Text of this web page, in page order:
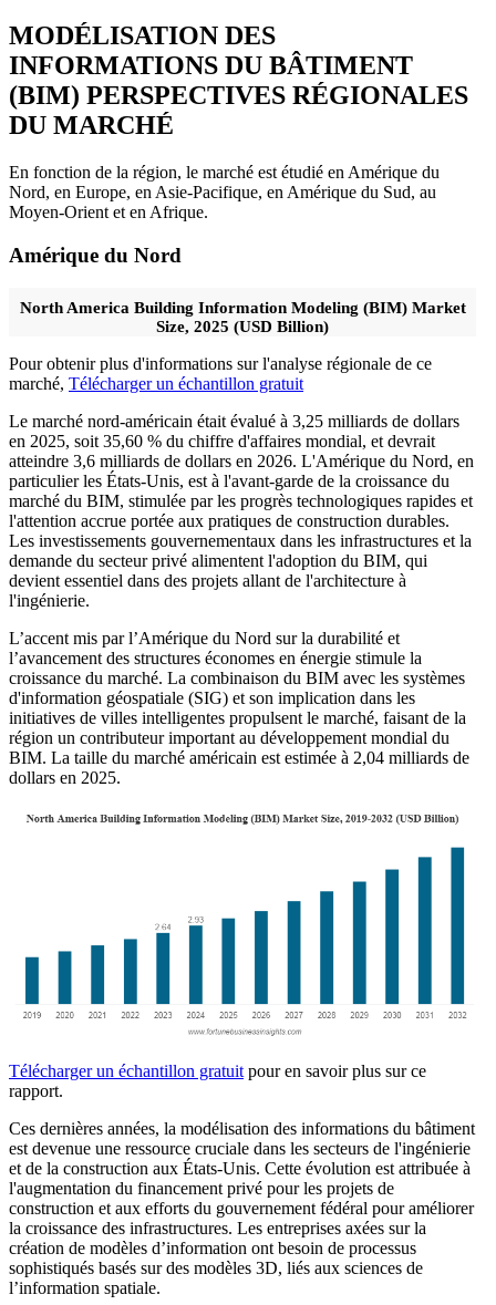
MODÉLISATION DES
INFORMATIONS DU BÂTIMENT
(BIM) PERSPECTIVES RÉGIONALES
DU MARCHÉ
En fonction de la région, le marché est étudié en Amérique du
Nord, en Europe, en Asie-Pacifique, en Amérique du Sud, au
Moyen-Orient et en Afrique.
Amérique du Nord
North America Building Information Modeling (BIM) Market
Size, 2025 (USD Billion)
Pour obtenir plus d'informations sur l'analyse régionale de ce
marché, Télécharger un échantillon gratuit
Le marché nord-américain était évalué à 3,25 milliards de dollars
en 2025, soit 35,60 % du chiffre d'affaires mondial, et devrait
atteindre 3,6 milliards de dollars en 2026. L'Amérique du Nord, en
particulier les États-Unis, est à l'avant-garde de la croissance du
marché du BIM, stimulée par les progrès technologiques rapides et
l'attention accrue portée aux pratiques de construction durables.
Les investissements gouvernementaux dans les infrastructures et la
demande du secteur privé alimentent l'adoption du BIM, qui
devient essentiel dans des projets allant de l'architecture à
l'ingénierie.
L’accent mis par l’Amérique du Nord sur la durabilité et
l’avancement des structures économes en énergie stimule la
croissance du marché. La combinaison du BIM avec les systèmes
d'information géospatiale (SIG) et son implication dans les
initiatives de villes intelligentes propulsent le marché, faisant de la
région un contributeur important au développement mondial du
BIM. La taille du marché américain est estimée à 2,04 milliards de
dollars en 2025.
Télécharger un échantillon gratuit pour en savoir plus sur ce
rapport.
Ces dernières années, la modélisation des informations du bâtiment
est devenue une ressource cruciale dans les secteurs de l'ingénierie
et de la construction aux États-Unis. Cette évolution est attribuée à
l'augmentation du financement privé pour les projets de
construction et aux efforts du gouvernement fédéral pour améliorer
la croissance des infrastructures. Les entreprises axées sur la
création de modèles d’information ont besoin de processus
sophistiqués basés sur des modèles 3D, liés aux sciences de
l’information spatiale.